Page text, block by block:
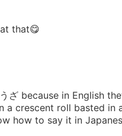
that😋
ざ because in English
a crescent roll basted in
how to say it in